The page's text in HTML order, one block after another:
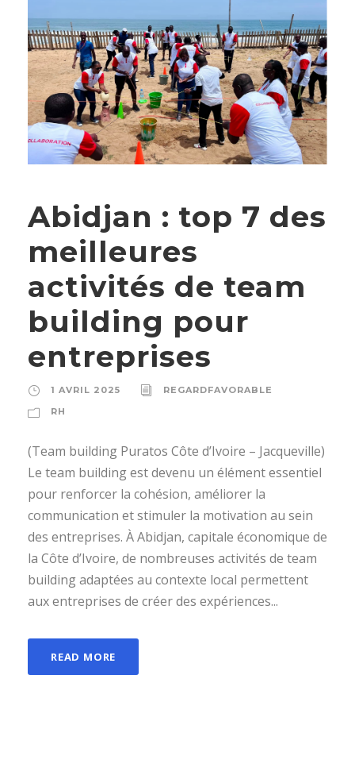
Abidjan : top 7 des
meilleures
activités de team
building pour
entreprises
1 AVRIL 2025
REGARDFAVORABLE
RH
(Team building Puratos Côte d’Ivoire – Jacqueville)
Le team building est devenu un élément essentiel
pour renforcer la cohésion, améliorer la
communication et stimuler la motivation au sein
des entreprises. À Abidjan, capitale économique de
la Côte d’Ivoire, de nombreuses activités de team
building adaptées au contexte local permettent
aux entreprises de créer des expériences...
READ MORE